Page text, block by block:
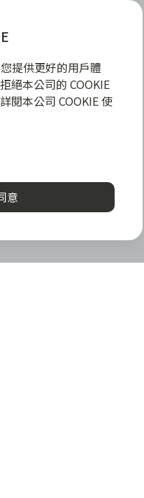
教學
問與答
客服
提供更好的用戶體
絕本公司的 COOKIE
閱本公司 COOKIE 使
意